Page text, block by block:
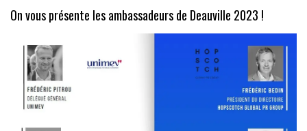
On vous présente les ambassadeurs de Deauville 2023 !